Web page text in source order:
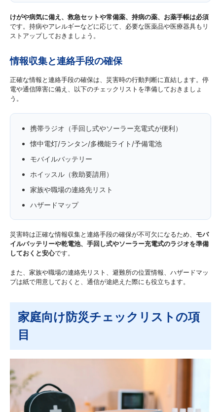
けがや病気に備え、救急セットや常備薬、持病の薬、お薬手帳は必須
です。持病やアレルギーなどに応じて、必要な医薬品や医療器具もリ
ストアップしておきましょう。
情報収集と連絡手段の確保
正確な情報と連絡手段の確保は、災害時の行動判断に直結します。停
電や通信障害に備え、以下のチェックリストを準備しておきましょ
う。
携帯ラジオ（手回し式やソーラー充電式が便利）
懐中電灯/ランタン/多機能ライト/予備電池
モバイルバッテリー
ホイッスル（救助要請用）
家族や職場の連絡先リスト
ハザードマップ
災害時は正確な情報収集と連絡手段の確保が不可欠になるため、 モバ
イルバッテリーや乾電池、手回し式やソーラー充電式のラジオを準備
しておくと安心です。
また、家族や職場の連絡先リスト、避難所の位置情報、ハザードマッ
プは紙で用意しておくと、通信が途絶えた際にも役立ちます。
家庭向け防災チェックリストの項
目